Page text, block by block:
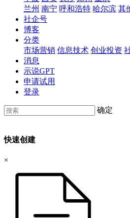
兰州 南宁 呼和浩特 哈尔滨 其
社企号
博客
分类
市场营销 信息技术 创业投资
消息
示说GPT
申请试用
登录
确定
快速创建
×